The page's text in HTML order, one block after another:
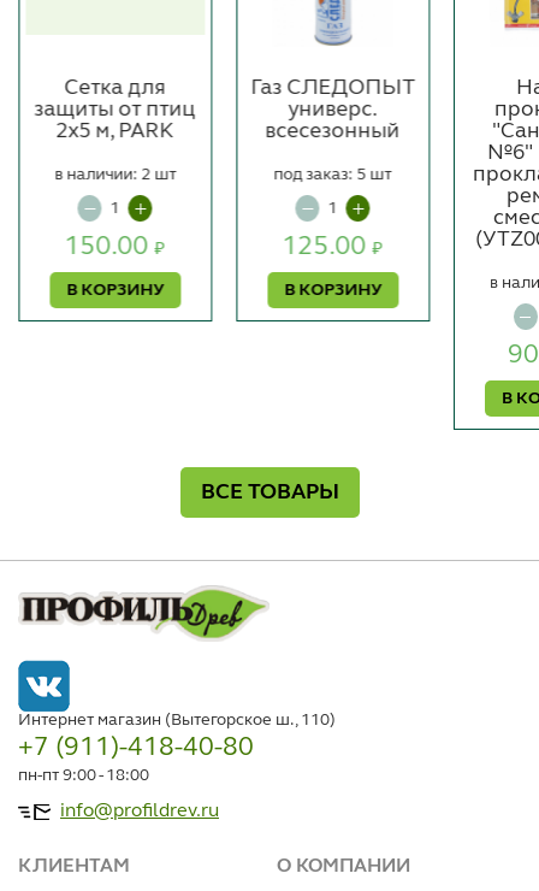
Сетка для
защиты от птиц
2х5 м, PARK
150.00₽
В КОРЗИНУ
в наличии: 2 шт
Газ СЛЕДОПЫТ
универс.
всесезонный
125.00₽
В КОРЗИНУ
под заказ: 5 шт
№6"
В
в
ВСЕ ТОВАРЫ
Интернет магазин (Вытегорское ш., 110)
+7 (911)-418-40-80
пн-пт 9:00 - 18:00
info@profildrev.ru
КЛИЕНТАМ
О КОМПАНИИ